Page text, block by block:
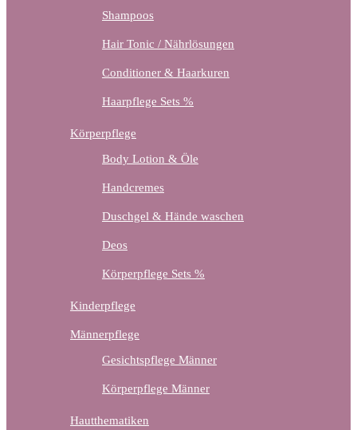
Shampoos
Hair Tonic / Nährlösungen
Conditioner & Haarkuren
Haarpflege Sets %
Körperpflege
Body Lotion & Öle
Handcremes
Duschgel & Hände waschen
Deos
Körperpflege Sets %
Kinderpflege
Männerpflege
Gesichtspflege Männer
Körperpflege Männer
Hautthematiken